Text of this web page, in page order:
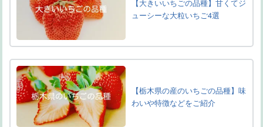
【大きいいちごの品種】甘くてジ
ューシーな大粒いちご4選
【栃木県の産のいちごの品種】味
わいや特徴などをご紹介